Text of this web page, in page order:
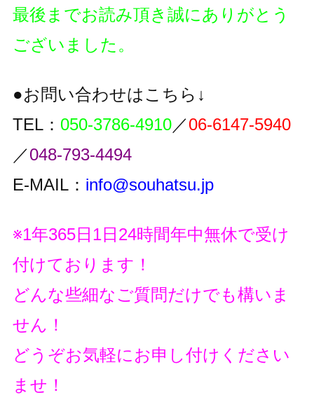
最後までお読み頂き誠にありがとう
ございました。
●お問い合わせはこちら↓
TEL： 050-3786-4910／06-6147-5940
／048-793-4494
E-MAIL： info@souhatsu.jp
※1年365日1日24時間年中無休で受け
付けております！
どんな些細なご質問だけでも構いま
せん！
どうぞお気軽にお申し付けください
ませ！